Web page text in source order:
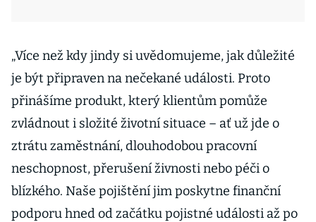
„Více než kdy jindy si uvědomujeme, jak důležité
je být připraven na nečekané události. Proto
přinášíme produkt, který klientům pomůže
zvládnout i složité životní situace – ať už jde o
ztrátu zaměstnání, dlouhodobou pracovní
neschopnost, přerušení živnosti nebo péči o
blízkého. Naše pojištění jim poskytne finanční
podporu hned od začátku pojistné události až po